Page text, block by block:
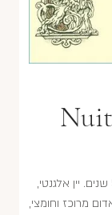
יין הדגל של היקב. מגפנים בגיל ממוצע של כ- 55 שנים. יין אלגנטי,
מרוכז וחומצי,